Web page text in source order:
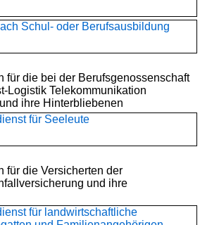
Schul- oder Berufsausbildung
für die bei der Berufsgenossenschaft
Logistik Telekommunikation
ihre Hinterbliebenen
für Seeleute
für die Versicherten der
und ihre
für landwirtschaftliche